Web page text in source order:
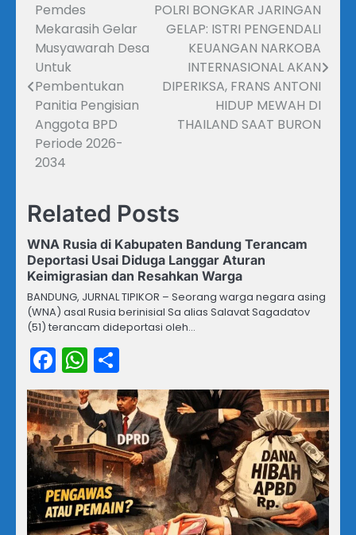
Navigasi
pos
Pemdes
Mekarasih Gelar
Musyawarah Desa
Untuk
Pembentukan
Panitia Pengisian
Anggota BPD
Periode 2026-
2034
POLRI BONGKAR JARINGAN
GELAP: ISTRI PENGENDALI
KEUANGAN NARKOBA
INTERNASIONAL AKAN
DIPERIKSA, FRANS ANTONI
HIDUP MEWAH DI
THAILAND SAAT BURON
Related Posts
WNA Rusia di Kabupaten Bandung Terancam
Deportasi Usai Diduga Langgar Aturan
Keimigrasian dan Resahkan Warga
BANDUNG, JURNAL TIPIKOR – Seorang warga negara asing
(WNA) asal Rusia berinisial Sa alias Salavat Sagadatov
(51) terancam dideportasi oleh…
Facebook
WhatsApp